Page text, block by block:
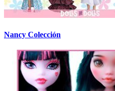
Nancy Colección